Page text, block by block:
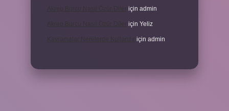
Akrep Burcu Nasıl Özür Diler için admin
Akrep Burcu Nasıl Özür Diler için Yeliz
için admin